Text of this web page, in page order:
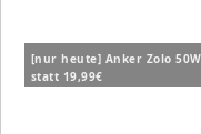
[nur heute] Anker Zolo
statt 19,99€